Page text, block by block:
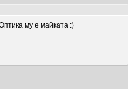
му е майката :)